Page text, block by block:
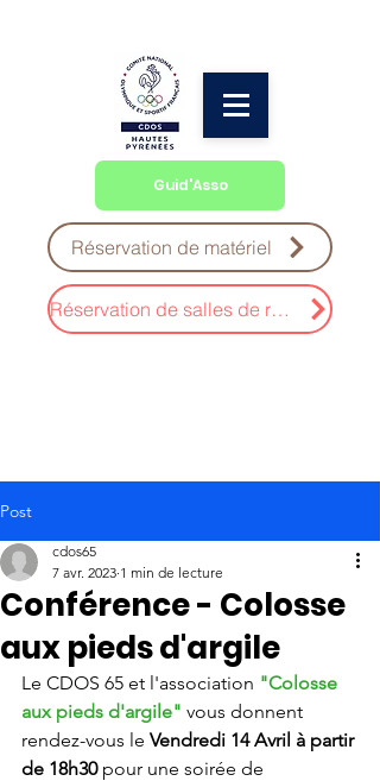
Réservation de matériel
Réservation de salles de réunion
Guid'Asso
Post
Conférence - Colosse
aux pieds d'argile
cdos65
7 avr. 2023 1 min de lecture
Le CDOS 65 et l'association "Colosse
aux pieds d'argile" vous donnent
rendez-vous le Vendredi 14 Avril à partir
de 18h30 pour une soirée de